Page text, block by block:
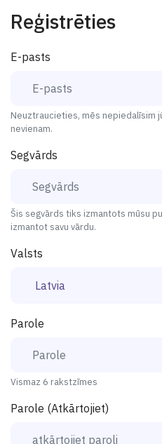
Reģistrēties
E-pasts
Neuztraucieties, mēs nepiedalīsim
nevienam.
Segvārds
Šis segvārds tiks izmantots mūsu
izmantot savu vārdu.
Valsts
Parole
Vismaz 6 rakstzīmes
Parole (Atkārtojiet)